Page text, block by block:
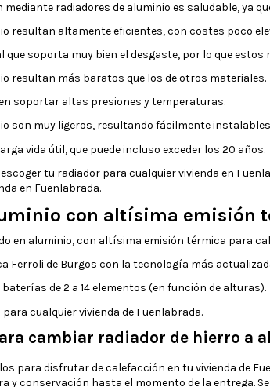
mediante radiadores de aluminio es saludable, ya
resultan altamente eficientes, con costes poco
que soporta muy bien el desgaste, por lo que
resultan más baratos que los de otros materiales.
soportar altas presiones y temperaturas.
son muy ligeros, resultando fácilmente
vida útil, que puede incluso exceder los 20 años.
tu radiador para cualquier vivienda en
en Fuenlabrada.
con altísima emisión
en aluminio, con altísima emisión térmica para
Ferroli de Burgos con la tecnología más
de 2 a 14 elementos (en función de alturas).
cualquier vivienda de Fuenlabrada.
cambiar radiador de hierro a
para disfrutar de calefacción en tu vivienda de
y conservación hasta el momento de la entrega.